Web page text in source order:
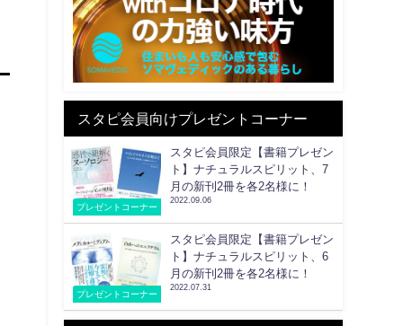
スタピ会員向けプレゼントコーナー
プレゼントコーナー
スタピ会員限定【書籍プレゼン
ト】ナチュラルスピリット、7
月の新刊2冊を各2名様に！
2022.09.06
プレゼントコーナー
スタピ会員限定【書籍プレゼン
ト】ナチュラルスピリット、6
月の新刊2冊を各2名様に！
2022.07.31